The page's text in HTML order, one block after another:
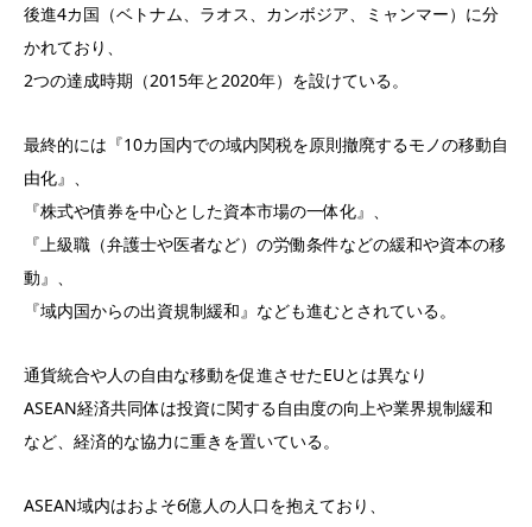
後進4カ国（ベトナム、ラオス、カンボジア、ミャンマー）に分
かれており、
2つの達成時期（2015年と2020年）を設けている。
最終的には『10カ国内での域内関税を原則撤廃するモノの移動自
由化』、
『株式や債券を中心とした資本市場の一体化』、
『上級職（弁護士や医者など）の労働条件などの緩和や資本の移
動』、
『域内国からの出資規制緩和』なども進むとされている。
通貨統合や人の自由な移動を促進させたEUとは異なり
ASEAN経済共同体は投資に関する自由度の向上や業界規制緩和
など、経済的な協力に重きを置いている。
ASEAN域内はおよそ6億人の人口を抱えており、